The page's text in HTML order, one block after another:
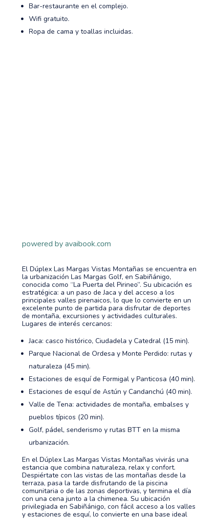
Bar-restaurante en el complejo.
Wifi gratuito.
Ropa de cama y toallas incluidas.
powered by avaibook.com
El Dúplex Las Margas Vistas Montañas se encuentra en
la urbanización Las Margas Golf, en Sabiñánigo,
conocida como “La Puerta del Pirineo”. Su ubicación es
estratégica: a un paso de Jaca y del acceso a los
principales valles pirenaicos, lo que lo convierte en un
excelente punto de partida para disfrutar de deportes
de montaña, excursiones y actividades culturales.
Lugares de interés cercanos:
Jaca: casco histórico, Ciudadela y Catedral (15 min).
Parque Nacional de Ordesa y Monte Perdido: rutas y
naturaleza (45 min).
Estaciones de esquí de Formigal y Panticosa (40 min).
Estaciones de esquí de Astún y Candanchú (40 min).
Valle de Tena: actividades de montaña, embalses y
pueblos típicos (20 min).
Golf, pádel, senderismo y rutas BTT en la misma
urbanización.
En el Dúplex Las Margas Vistas Montañas vivirás una
estancia que combina naturaleza, relax y confort.
Despiértate con las vistas de las montañas desde la
terraza, pasa la tarde disfrutando de la piscina
comunitaria o de las zonas deportivas, y termina el día
con una cena junto a la chimenea. Su ubicación
privilegiada en Sabiñánigo, con fácil acceso a los valles
y estaciones de esquí, lo convierte en una base ideal